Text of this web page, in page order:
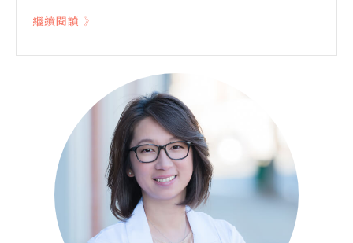
繼續閱讀 》